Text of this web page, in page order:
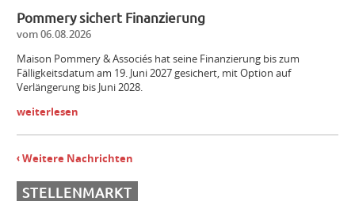
Pommery sichert Finanzierung
vom 06.08.2026
Maison Pommery & Associés hat seine Finanzierung bis zum
Fälligkeitsdatum am 19. Juni 2027 gesichert, mit Option auf
Verlängerung bis Juni 2028.
weiterlesen
Weitere Nachrichten
STELLENMARKT
Mitarbeiter (m/w/d) Vinothek
Senior Brand Builder (m/w/d)
Landmaschinenmechatroniker Weinbau (m/w/d)